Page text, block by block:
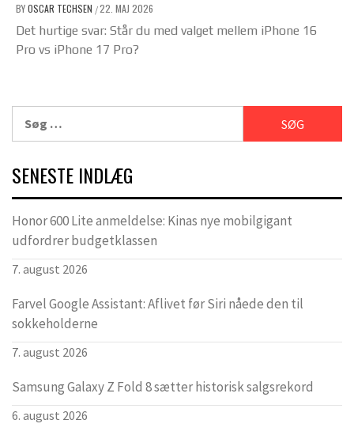
BYOSCAR TECHSEN /22. MAJ 2026
Det hurtige svar: Står du med valget mellem iPhone 16
Pro vs iPhone 17 Pro?
efter:
SENESTE INDLÆG
Honor 600 Lite anmeldelse: Kinas nye mobilgigant
udfordrer budgetklassen
7. august 2026
Farvel Google Assistant: Aflivet før Siri nåede den til
sokkeholderne
7. august 2026
Samsung Galaxy Z Fold 8 sætter historisk salgsrekord
6. august 2026